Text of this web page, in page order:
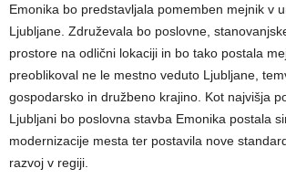
Emonika bo predstavljala pomemben mejnik v
Ljubljane. Združevala bo poslovne,
prostore na odlični lokaciji in bo tako postala
preoblikoval ne le mestno veduto Ljubljane,
gospodarsko in družbeno krajino. Kot najvišja
Ljubljani bo poslovna stavba Emonika postala
modernizacije mesta ter postavila nove
razvoj v regiji.